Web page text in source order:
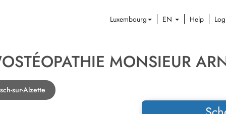
Luxembourg EN Help
MONSIEUR
sur-Alzette